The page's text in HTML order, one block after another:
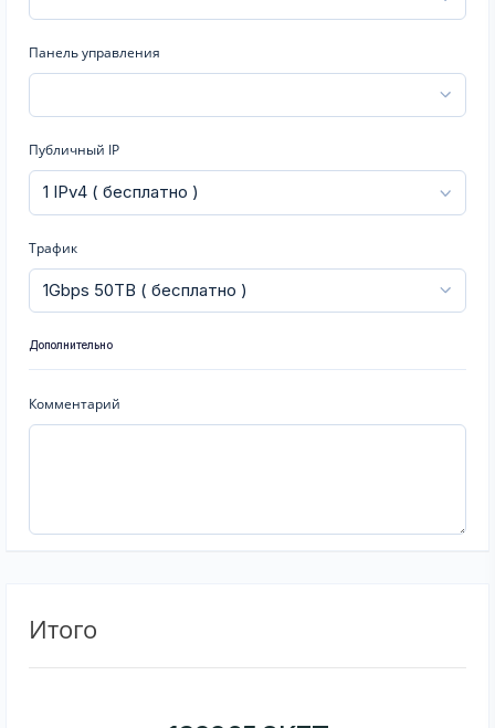
Панель управления
Публичный IP
Трафик
Дополнительно
Комментарий
Итого